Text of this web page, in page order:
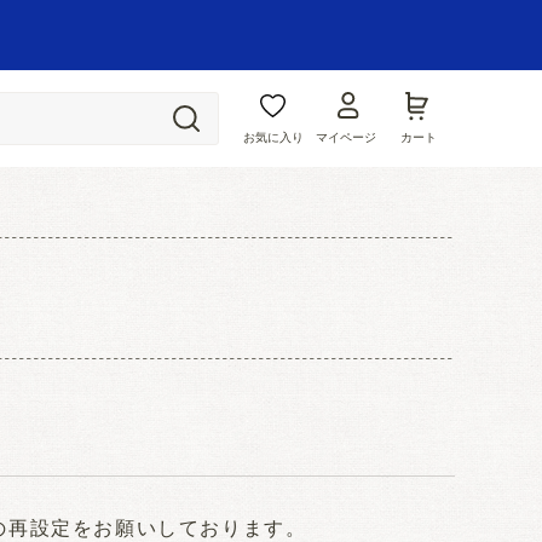
お気に入り マイページ カート
設定をお願いしております。